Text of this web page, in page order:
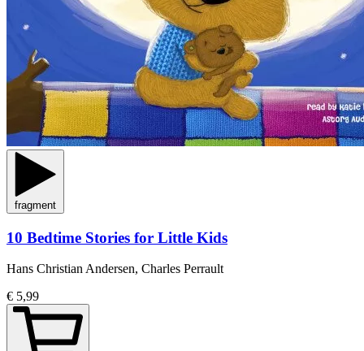
fragment
10 Bedtime Stories for Little Kids
Hans Christian Andersen, Charles Perrault
€ 5,99